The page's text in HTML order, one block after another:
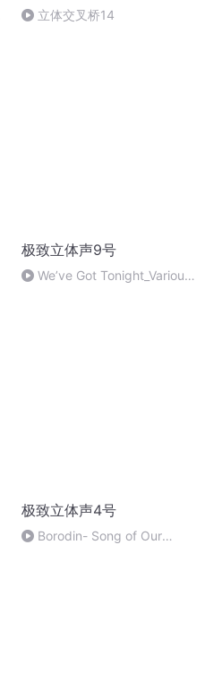
立体交叉桥14
极致立体声9号
We’ve Got Tonight_Various
极致立体声4号
Borodin- Song of Our